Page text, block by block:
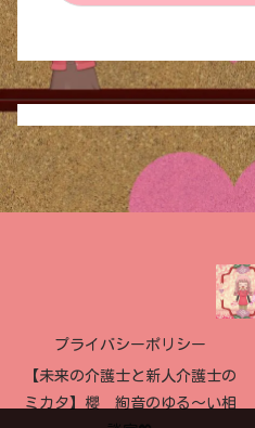
プライバシーポリシー
【未来の介護士と新人介護士の
ミカタ】櫻 絢音のゆる〜い相